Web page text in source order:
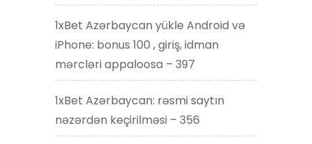
1xBet Azərbaycan yükle Android və
iPhone: bonus 100 , giriş, idman
mərcləri appaloosa – 397
1xBet Azərbaycan: rəsmi saytın
nəzərdən keçirilməsi – 356